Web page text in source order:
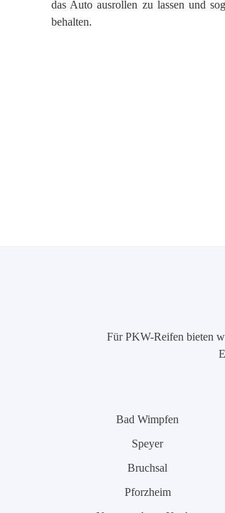
das Auto ausrollen zu lassen und
behalten.
Für PKW-Reifen bieten
Bad Wimpfen
Speyer
Bruchsal
Pforzheim